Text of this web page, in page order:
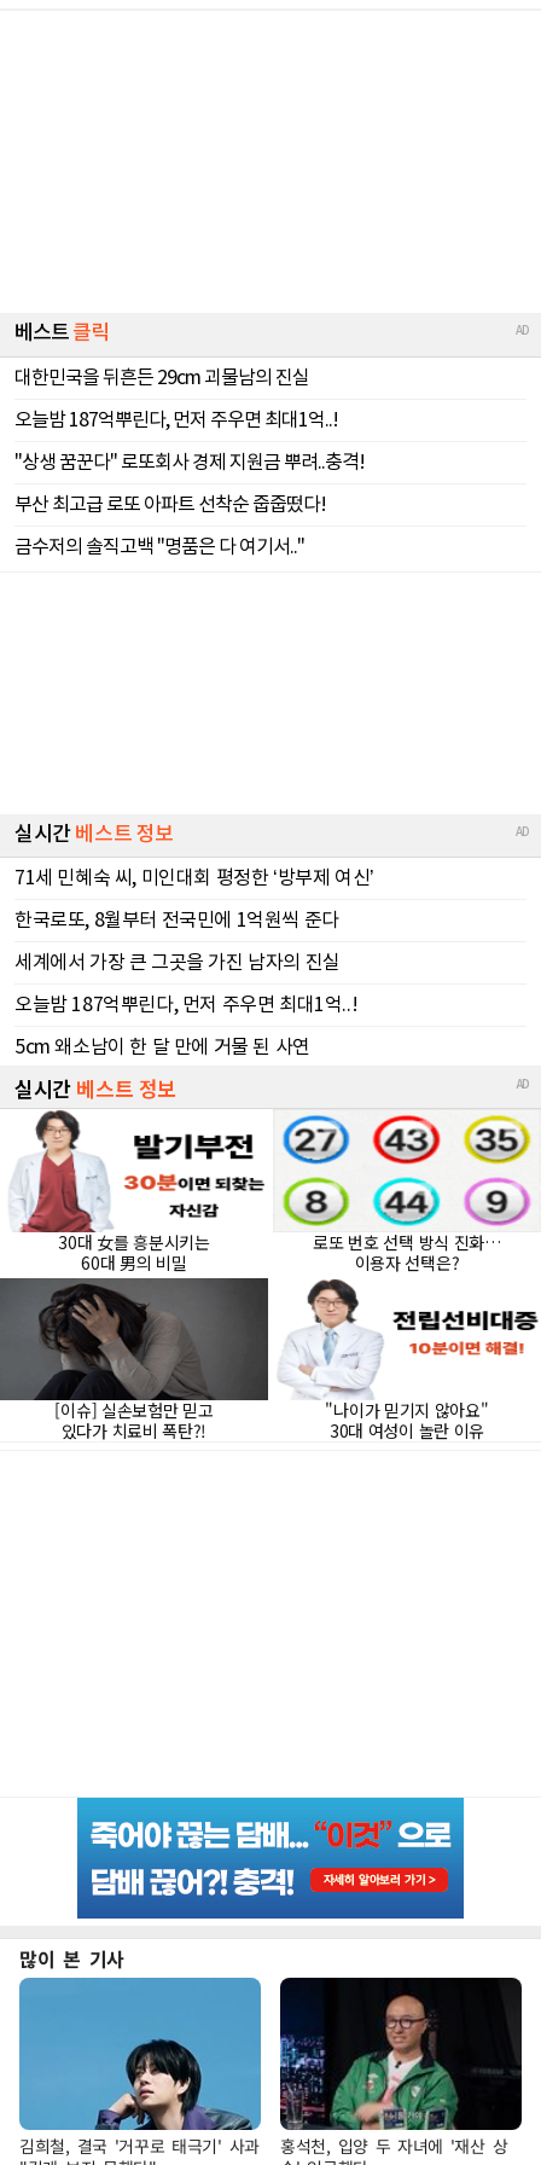
많이 본 기사
김희철, 결국 '거꾸로 태극기' 사과
홍석천, 입양 두 자녀에 '재산 상